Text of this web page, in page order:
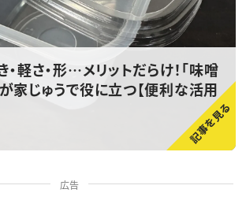
・軽さ・形…メリットだらけ！「味噌
家じゅうで役に立つ【便利な活用
広告